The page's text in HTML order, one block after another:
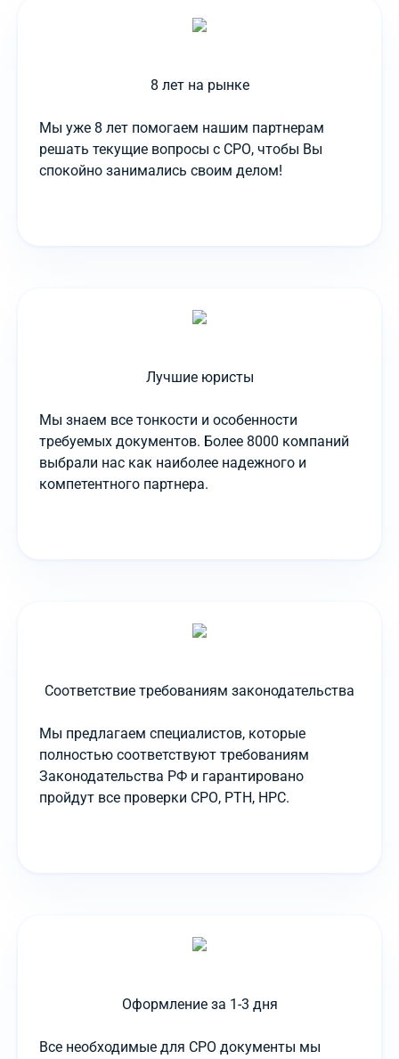
8 лет на рынке
Мы уже 8 лет помогаем нашим партнерам
решать текущие вопросы с СРО, чтобы Вы
спокойно занимались своим делом!
Лучшие юристы
Мы знаем все тонкости и особенности
требуемых документов. Более 8000 компаний
выбрали нас как наиболее надежного и
компетентного партнера.
Соответствие требованиям законодательства
Мы предлагаем специалистов, которые
полностью соответствуют требованиям
Законодательства РФ и гарантировано
пройдут все проверки СРО, РТН, НРС.
Оформление за 1-3 дня
Все необходимые для СРО документы мы